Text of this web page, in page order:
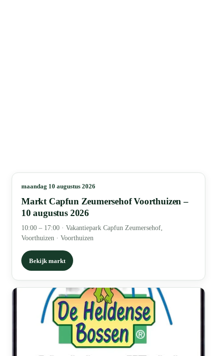
maandag 10 augustus 2026
Markt Capfun Zeumersehof Voorthuizen –
10 augustus 2026
10:00 – 17:00 · Vakantiepark Capfun Zeumersehof,
Voorthuizen · Voorthuizen
Bekijk markt